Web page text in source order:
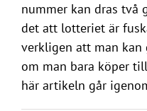
nummer kan dras två
det att lotteriet är
verkligen att man
om man bara köper
här artikeln går